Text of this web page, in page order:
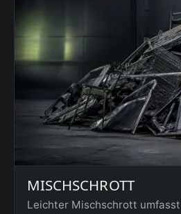
MISCHSCHROTT
Leichter Mischschrott